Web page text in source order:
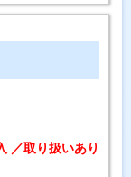
／取り扱いあり